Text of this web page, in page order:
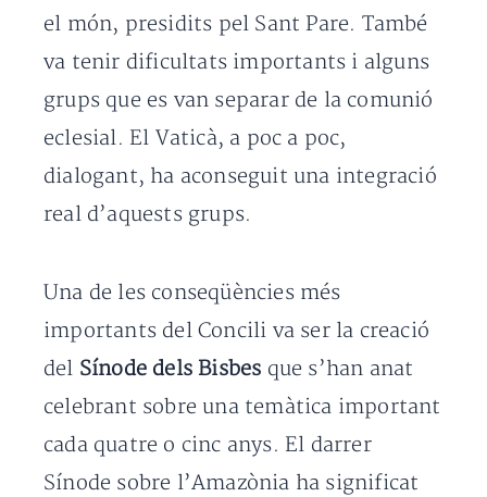
el món, presidits pel Sant Pare. També
va tenir dificultats importants i alguns
grups que es van separar de la comunió
eclesial. El Vaticà, a poc a poc,
dialogant, ha aconseguit una integració
real d’aquests grups.
Una de les conseqüències més
importants del Concili va ser la creació
del Sínode dels Bisbes que s’han anat
celebrant sobre una temàtica important
cada quatre o cinc anys. El darrer
Sínode sobre l’Amazònia ha significat